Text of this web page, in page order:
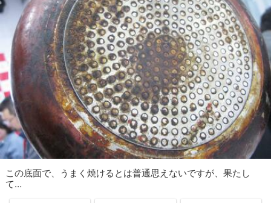
この底面で、うまく焼けるとは普通思えないですが、果たし
て…